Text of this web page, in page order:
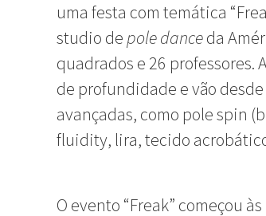
uma festa com temática
studio de pole danceda
quadrados e 26 professores.
de profundidade e vão
avançadas, como pole spin
fluidity, lira, tecido
O evento “Freak” começou